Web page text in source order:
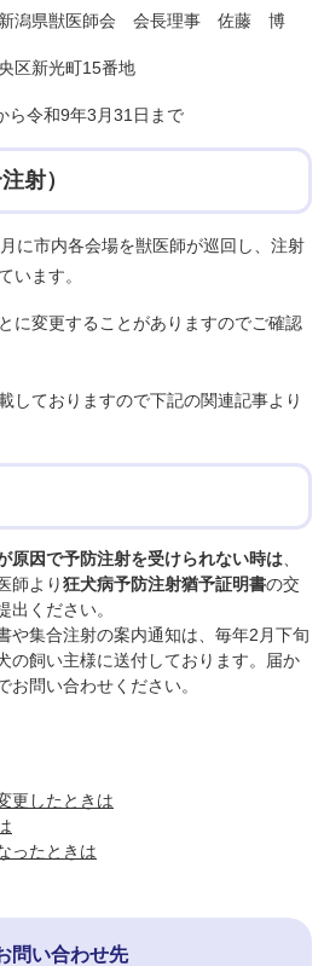
潟県獣医師会 会長理事 佐藤 博
新光町15番地
令和9年3月31日まで
射）
に市内各会場を獣医師が巡回し、注射
います。
に変更することがありますのでご確認
しておりますので下記の関連記事より
原因で予防注射を受けられない時は
師より狂犬病予防注射猶予証明書の交
出ください。
や集合注射の案内通知は、毎年2月下旬
の飼い主様に送付しております。届か
お問い合わせください。
更したときは
ったときは
問い合わせ先